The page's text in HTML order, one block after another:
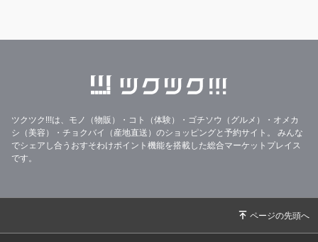
ツクツク!!!は、モノ（物販）・コト（体験）・ゴチソウ（グルメ）・オメカ
シ（美容）・チョクバイ（産地直送）のショッピングと予約サイト。
みんな
でシェアし合うおすそわけポイント機能を搭載した総合マーケットプレイス
です。